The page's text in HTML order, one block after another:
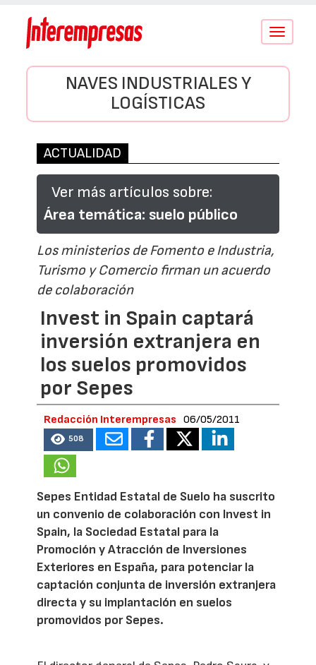
Conmutar
NAVES INDUSTRIALES Y
LOGÍSTICAS
ACTUALIDAD
Ver más artículos sobre:
Área temática: suelo público
Los ministerios de Fomento e Industria,
Turismo y Comercio firman un acuerdo
de colaboración
Invest in Spain captará
inversión extranjera en
los suelos promovidos
por Sepes
Redacción Interempresas 06/05/2011
508
Sepes Entidad Estatal de Suelo ha suscrito
un convenio de colaboración con Invest in
Spain, la Sociedad Estatal para la
Promoción y Atracción de Inversiones
Exteriores en España, para potenciar la
captación conjunta de inversión extranjera
directa y su implantación en suelos
promovidos por Sepes.